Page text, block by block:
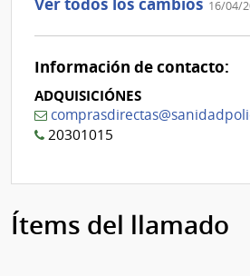
Ver todos los cambios 16/04/
Información de contacto:
ADQUISICIÓNES
20301015
Ítems del llamado